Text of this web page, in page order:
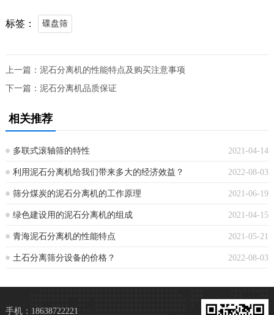
标签： 碟盘筛
上一篇： 泥石分离机的性能特点及购买注意事项
下一篇： 泥石分离机品质保证
相关推荐
2021-04-14
多联式滚轴筛的特性
2022-08-03
利用泥石分离机给我们带来多大的经济效益？
2021-06-19
筛分煤炭的泥石分离机的工作原理
2021-04-15
绿色建设用的泥石分离机的组成
2021-05-21
青海泥石分离机的性能特点
2022-08-03
土石分离筛分设备的价格？
手机：18638722221